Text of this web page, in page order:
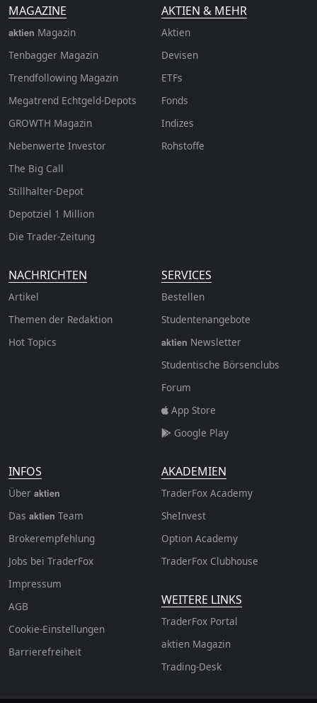
MAGAZINE
aktien Magazin
Tenbagger Magazin
Trendfollowing Magazin
Megatrend Echtgeld-Depots
GROWTH Magazin
Nebenwerte Investor
The Big Call
Stillhalter-Depot
Depotziel 1 Million
Die Trader-Zeitung
AKTIEN & MEHR
Aktien
Devisen
ETFs
Fonds
Indizes
Rohstoffe
NACHRICHTEN
Artikel
Themen der Redaktion
Hot Topics
SERVICES
Bestellen
Studentenangebote
aktien Newsletter
Studentische Börsenclubs
Forum
App Store
Google Play
INFOS
Über aktien
Das aktien Team
Brokerempfehlung
Jobs bei TraderFox
Impressum
AGB
Cookie-Einstellungen
Barrierefreiheit
AKADEMIEN
TraderFox Academy
SheInvest
Option Academy
TraderFox Clubhouse
WEITERE LINKS
TraderFox Portal
aktien Magazin
Trading-Desk